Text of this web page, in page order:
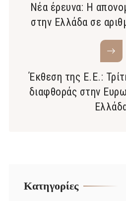
Νέα έρευνα: Η
στην Ελλάδα σε
Έκθεση της Ε.Ε.:
διαφθοράς στην
Kατηγορίες